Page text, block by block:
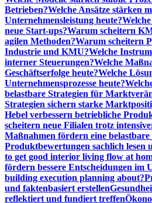
Betrieben?Welche Ansätze stärken
Unternehmensleistung heute?
neue Start-ups?Warum scheitern
agilen Methoden?Warum scheitern
Industrie und KMU?Welche
interner Steuerungen?Welche
Geschäftserfolge heute?Welche
Unternehmensprozesse heute?
belastbare Strategien für
Strategien sichern starke
Hebel verbessern betriebliche
scheitern neue Filialen trotz
Maßnahmen fördern eine
Produktbewertungen sachlich lesen
to get good interior living flow at
fördern bessere Entscheidungen im
building execution planning about?
und faktenbasiert erstellen
reflektiert und fundiert treffen